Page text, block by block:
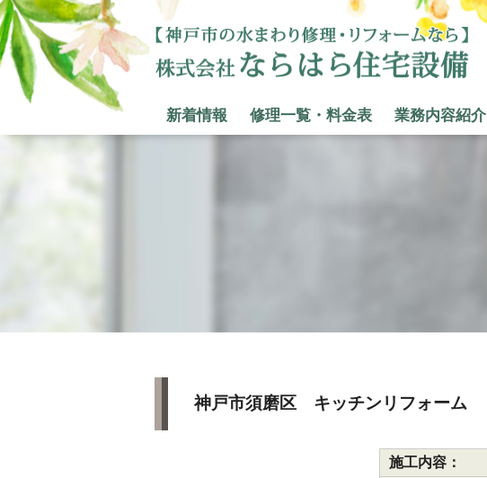
新着情報 修理一覧・料金表 業務内容紹介
神戸市須磨区 キッチンリフォーム
施工内容：